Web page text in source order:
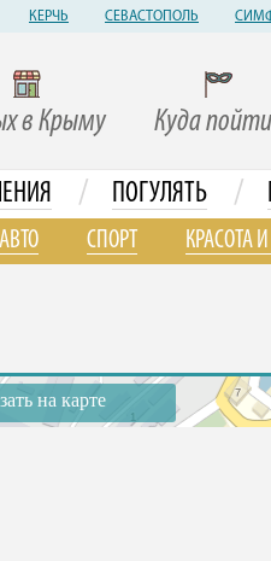
КЕРЧЬ СЕВАСТОПОЛЬ
в Крыму Куда
/ ПОГУЛЯТЬ /
АВТО СПОРТ КРАСОТА
на карте